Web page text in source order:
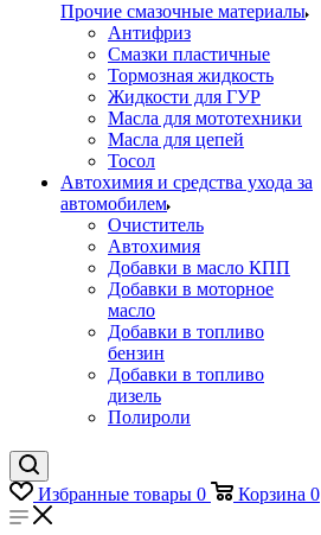
Прочие смазочные материалы
Антифриз
Смазки пластичные
Тормозная жидкость
Жидкости для ГУР
Масла для мототехники
Масла для цепей
Тосол
Автохимия и средства ухода за
автомобилем
Очиститель
Автохимия
Добавки в масло КПП
Добавки в моторное
масло
Добавки в топливо
бензин
Добавки в топливо
дизель
Полироли
Избранные товары 0 Корзина 0